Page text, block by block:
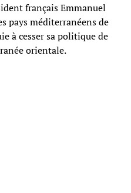
français Emmanuel
pays méditerranéens de
à cesser sa politique de
orientale.